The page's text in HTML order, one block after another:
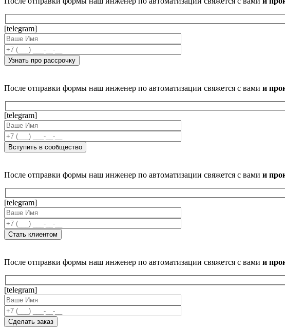
[telegram]
После отправки формы наш инженер по автоматизации свяжется с вами и
[telegram]
После отправки формы наш инженер по автоматизации свяжется с вами и
[telegram]
После отправки формы наш инженер по автоматизации свяжется с вами и
[telegram]